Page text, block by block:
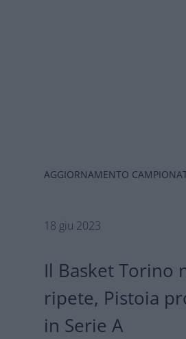
AGGIORNAMENTO
18 giu 2023
Il Basket Torino
ripete, Pistoia
in Serie A